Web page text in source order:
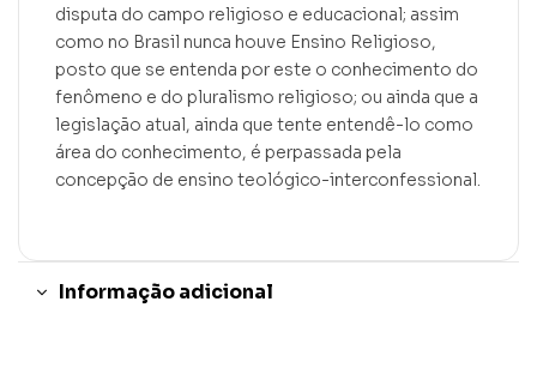
disputa do campo religioso e educacional; assim
como no Brasil nunca houve Ensino Religioso,
posto que se entenda por este o conhecimento do
fenômeno e do pluralismo religioso; ou ainda que a
legislação atual, ainda que tente entendê-lo como
área do conhecimento, é perpassada pela
concepção de ensino teológico-interconfessional.
Informação adicional